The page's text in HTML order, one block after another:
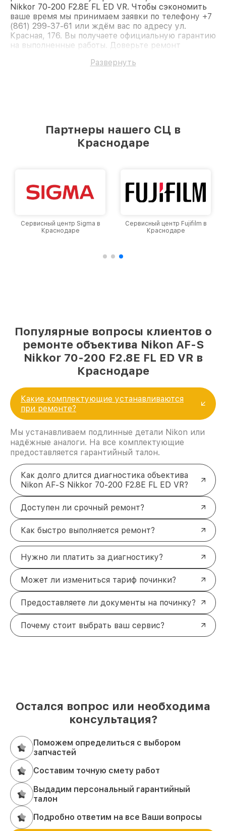
Nikkor 70-200 F2.8E FL ED VR. Чтобы сэкономить
ваше время мы принимаем заявки по телефону +7
(861) 299-37-61 или ждём вас по адресу ул.
Красная, 176. Вы получаете официальную гарантию
на выполненные работы. Доверьте ремонт
Развернуть
Партнеры нашего СЦ в
Краснодаре
Сервисный центр Fujifilm в
Краснодаре
Сервисный центр Panasonic
в Краснодаре
Популярные вопросы клиентов о
ремонте объектива Nikon AF-S
Nikkor 70-200 F2.8E FL ED VR в
Краснодаре
Какие комплектующие устанавливаются
при ремонте?
Мы устанавливаем подлинные детали Nikon или
надёжные аналоги. На все комплектующие
предоставляется гарантийный талон.
Как долго длится диагностика объектива
Nikon AF-S Nikkor 70-200 F2.8E FL ED VR?
Доступен ли срочный ремонт?
Как быстро выполняется ремонт?
Нужно ли платить за диагностику?
Может ли измениться тариф починки?
Предоставляете ли документы на починку?
Почему стоит выбрать ваш сервис?
Остался вопрос или необходима
консультация?
Поможем определиться с выбором
запчастей
Составим точную смету работ
Выдадим персональный гарантийный
талон
Подробно ответим на все Ваши вопросы